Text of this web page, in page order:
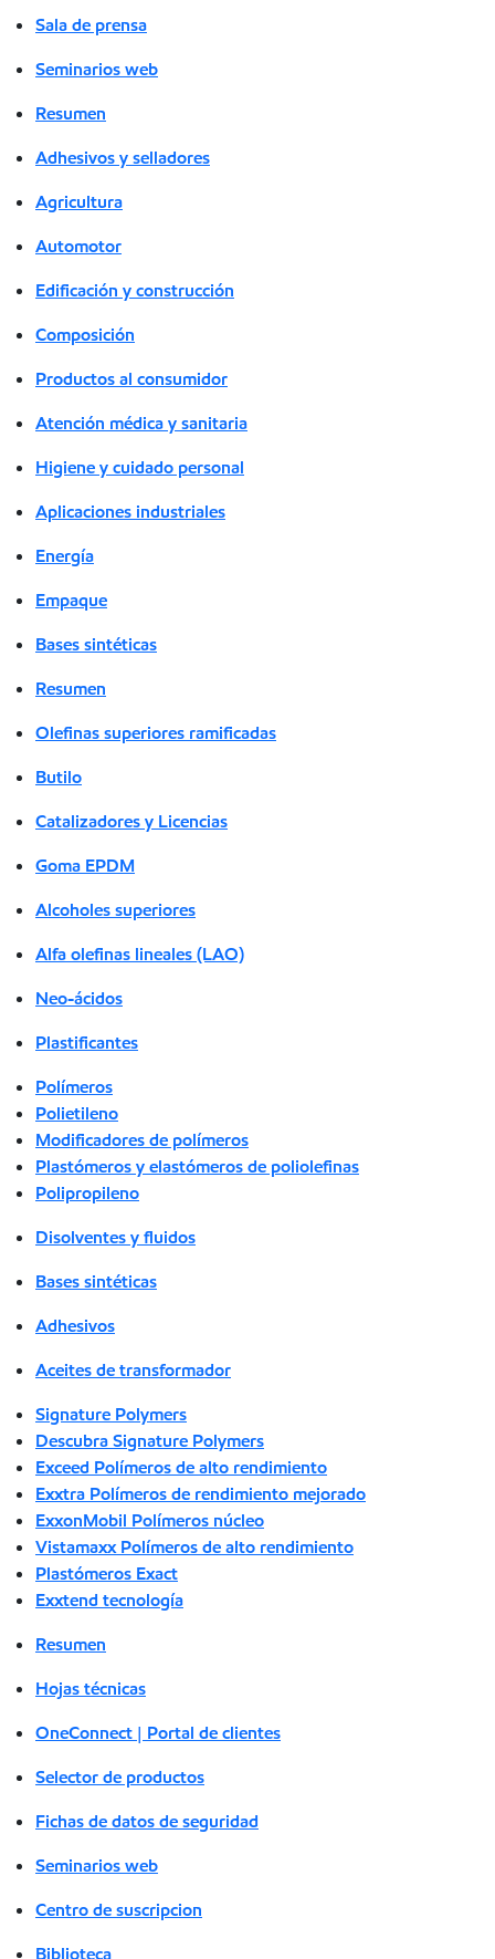
Sala de prensa
Seminarios web
Resumen
Adhesivos y selladores
Agricultura
Automotor
Edificación y construcción
Composición
Productos al consumidor
Atención médica y sanitaria
Higiene y cuidado personal
Aplicaciones industriales
Energía
Empaque
Bases sintéticas
Resumen
Olefinas superiores ramificadas
Butilo
Catalizadores y Licencias
Goma EPDM
Alcoholes superiores
Alfa olefinas lineales (LAO)
Neo-ácidos
Plastificantes
Polímeros
Polietileno
Modificadores de polímeros
Plastómeros y elastómeros de poliolefinas
Polipropileno
Disolventes y fluidos
Bases sintéticas
Adhesivos
Aceites de transformador
Signature Polymers
Descubra Signature Polymers
Exceed Polímeros de alto rendimiento
Exxtra Polímeros de rendimiento mejorado
ExxonMobil Polímeros núcleo
Vistamaxx Polímeros de alto rendimiento
Plastómeros Exact
Exxtend tecnología
Resumen
Hojas técnicas
OneConnect | Portal de clientes
Selector de productos
Fichas de datos de seguridad
Seminarios web
Centro de suscripcion
Biblioteca